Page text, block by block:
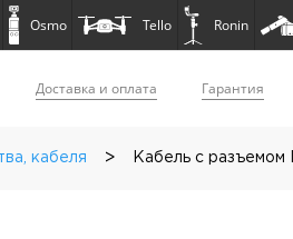
Osmo Tello Ronin
Доставка и оплата Гарантия
кабеля > Кабель с разъемом